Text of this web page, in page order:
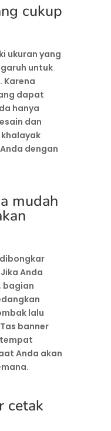
cukup
ukuran yang
untuk
Karena
dapat
hanya
dan
dengan
mudah
Anda
bagian
lalu
banner
Anda akan
cetak